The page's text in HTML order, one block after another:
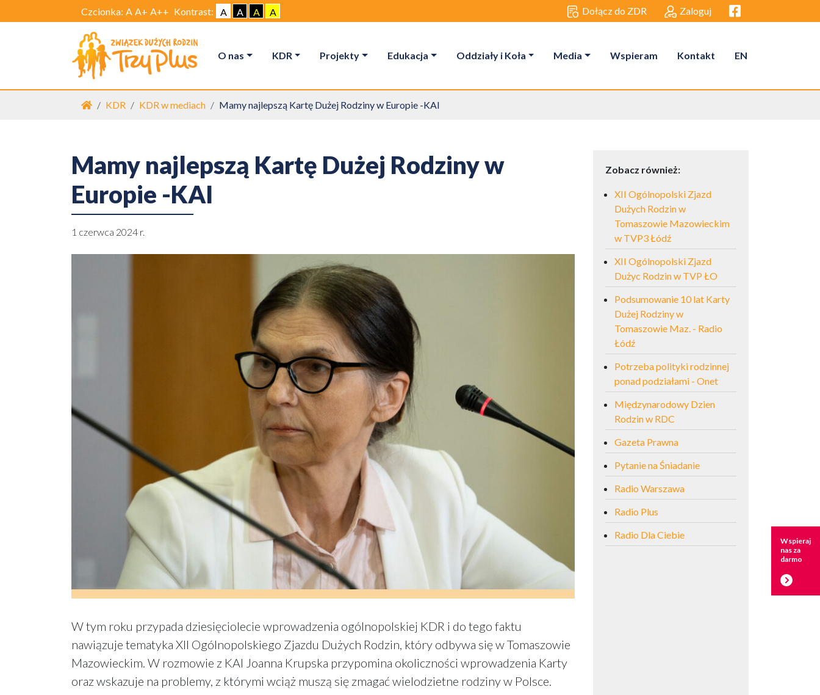
Czcionka: A A+ A++ Kontrast: A A A A Dołącz do ZDR Zaloguj Facebook link
O nas KDR Projekty Edukacja Oddziały i Koła Media Wspieram Kontakt EN
Strona główna
KDR KDR w mediach Mamy najlepszą Kartę Dużej Rodziny w Europie -KAI
Mamy najlepszą Kartę Dużej Rodziny w
Europie -KAI
1 czerwca 2024 r.
W tym roku przypada dziesięciolecie wprowadzenia ogólnopolskiej KDR i do tego faktu
nawiązuje tematyka XII Ogólnopolskiego Zjazdu Dużych Rodzin, który odbywa się w Tomaszowie
Mazowieckim. W rozmowie z KAI Joanna Krupska przypomina okoliczności wprowadzenia Karty
oraz wskazuje na problemy, z którymi wciąż muszą się zmagać wielodzietne rodziny w Polsce.
Zobacz również:
XII Ogólnopolski Zjazd
Dużych Rodzin w
Tomaszowie Mazowieckim
w TVP3 Łódź
XII Ogólnopolski Zjazd
Dużyc Rodzin w TVP ŁO
Podsumowanie 10 lat Karty
Dużej Rodziny w
Tomaszowie Maz. - Radio
Łódź
Potrzeba polityki rodzinnej
ponad podziałami - Onet
Międzynarodowy Dzien
Rodzin w RDC
Gazeta Prawna
Pytanie na Śniadanie
Radio Warszawa
Radio Plus
Radio Dla Ciebie
Wspieraj
nas za
darmo